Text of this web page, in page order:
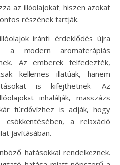
az illóolajokat, hiszen azokat
részének tartják.
iránti érdeklődés újra
a modern aromaterápiás
Az emberek felfedezték,
kellemes illatúak, hanem
is kifejthetnek. Az
inhalálják, masszázs
fürdővízhez is adják, hogy
a relaxáció
javításában.
hatásokkal rendelkeznek.